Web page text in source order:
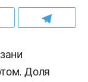
Доля